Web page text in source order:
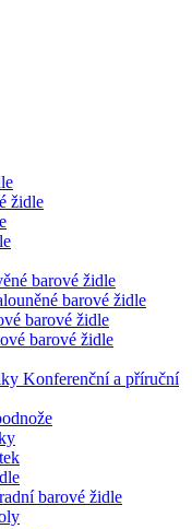
židle
barové židle
barové židle
barové židle
barové židle
Konferenční a příruční
barové židle